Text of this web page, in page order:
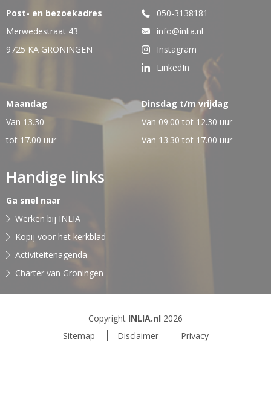
Post- en bezoekadres
Merwedestraat 43
9725 KA GRONINGEN
050-3138181
info@inlia.nl
Instagram
LinkedIn
Maandag
Van 13.30
tot 17.00 uur
Dinsdag t/m vrijdag
Van 09.00 tot 12.30 uur
Van 13.30 tot 17.00 uur
Handige links
Ga snel naar
Werken bij INLIA
Kopij voor het kerkblad
Activiteitenagenda
Charter van Groningen
Copyright INLIA.nl 2026
Sitemap
Disclaimer Privacy